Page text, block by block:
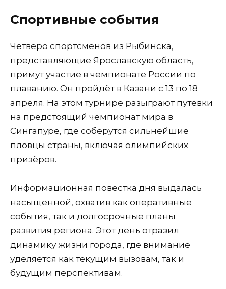
Спортивные события
Четверо спортсменов из Рыбинска,
представляющие Ярославскую область,
примут участие в чемпионате России по
плаванию. Он пройдёт в Казани с 13 по 18
апреля. На этом турнире разыграют путёвки
на предстоящий чемпионат мира в
Сингапуре, где соберутся сильнейшие
пловцы страны, включая олимпийских
призёров.
Информационная повестка дня выдалась
насыщенной, охватив как оперативные
события, так и долгосрочные планы
развития региона. Этот день отразил
динамику жизни города, где внимание
уделяется как текущим вызовам, так и
будущим перспективам.